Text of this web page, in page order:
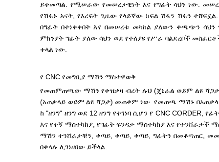
ይቀመጣል. የሚሠራው የመሠረታዊነት እና የግፊት ሳህን ነው.
የሽፋኑ አናት, የእረፍት ጊዜው የላይኛው ክፍል ሽፋን ሽፋን
በግፊት በተነቀቀበት እና በመሠረቱ መካከል ያለውን ቀጫጭን
ምክንያት ግፊት ያለው ሳህን ወደ የተለያዩ የሥራ ባልደረቦች
ቀላል ነው.
የ CNC የመግቢያ ማሽን ማስተዋወቅ
የመጠምጠጫው ማሽን የቀዝቃዛ ብረት ሉህ (ጄኔራል ወይም ልዩ
(አጠቃላይ ወይም ልዩ ሻጋታ) መጠቀም ነው. የመጠጫ ማሽኑ
ከ "ዘንግ" ዘንግ ወደ 12 ዘንግ የተገነባ ሲሆን የ CNC CORDER,
እና የቀኝ ማስተካከያ, የግፊት ፍንዳታ ማስተካከያ እና የተንሸራታች
ማሽን ተንሸራታቹን, ቀጣይ, ቀጣይ, ቀጣይ, ግፊትን በመቆጣጠር,
በቀላሉ ሊገነዘበው ይችላል.